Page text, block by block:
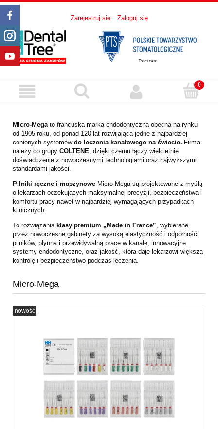
Zarejestruj się Zaloguj się
Micro-Megato francuska marka endodontyczna obecna na rynku
od 1905 roku, od ponad 120 lat rozwijająca jedne z najbardziej
cenionych systemów do leczenia kanałowego na świecie. Firma
należy do grupy COLTENE, dzięki czemu łączy wieloletnie
doświadczenie z nowoczesnymi technologiami oraz najwyższymi
standardami jakości.
Pilniki ręczne i maszynowe Micro-Mega są projektowane z myślą
o lekarzach oczekujących maksymalnej precyzji, bezpieczeństwa i
komfortu pracy nawet w najbardziej wymagających przypadkach
klinicznych.
To rozwiązania klasy premium „Made in France”, wybierane
przez nowoczesne gabinety za wysoką elastyczność i odporność
pilników, płynną i przewidywalną pracę w kanale, innowacyjne
systemy endodontyczne, oraz jakość, która daje lekarzowi większą
kontrolę i bezpieczeństwo podczas leczenia.
Micro-Mega
nowość